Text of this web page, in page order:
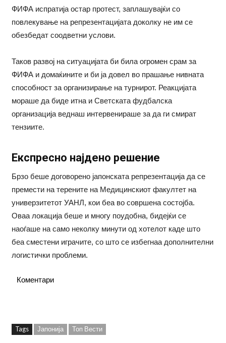
ФИФА испратија остар протест, заплашувајќи со
повлекување на репрезентацијата доколку не им се
обезбедат соодветни услови.
Таков развој на ситуацијата би била огромен срам за
ФИФА и домаќините и би ја довел во прашање нивната
способност за организирање на турнирот. Реакцијата
мораше да биде итна и Светската фудбалска
организација веднаш интервенираше за да ги смират
тензиите.
Експресно најдено решение
Брзо беше договорено јапонската репрезентација да се
премести на терените на Медицинскиот факултет на
универзитетот УАНЛ, кои беа во совршена состојба.
Оваа локација беше и многу поудобна, бидејќи се
наоѓаше на само неколку минути од хотелот каде што
беа сместени играчите, со што се избегнаа дополнителни
логистички проблеми.
Коментари
Tags Јапонија Топ Вести